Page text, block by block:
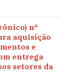
nº
aquisição
e
entrega
setores da